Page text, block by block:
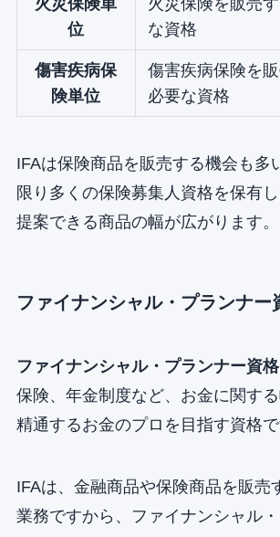
位
な資格
傷害疾病保
険単位
傷害疾病保険を
必要な資格
IFAは保険商品を販売する機会も多
限り多くの保険募集人資格を保有し
提案できる商品の幅が広がります。
ファイナンシャル・プランナー
ファイナンシャル・プランナー資格
保険、年金制度など、お金に関す
精通するお金のプロを目指す資格で
IFAは、金融商品や保険商品を販売
業務ですから、ファイナンシャル